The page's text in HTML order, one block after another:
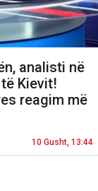
analisti në
Kievit!
reagim më
10 Gusht, 13:44